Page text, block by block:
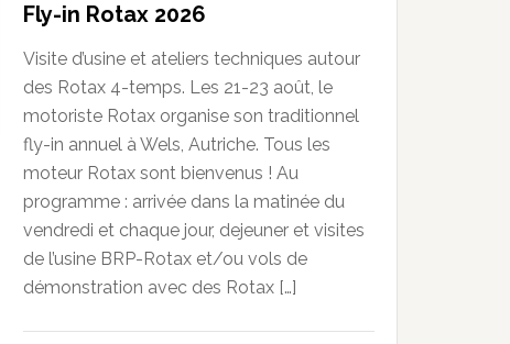
Fly-in Rotax 2026
Visite d’usine et ateliers techniques autour
des Rotax 4-temps. Les 21-23 août, le
motoriste Rotax organise son traditionnel
fly-in annuel à Wels, Autriche. Tous les
moteur Rotax sont bienvenus ! Au
programme : arrivée dans la matinée du
vendredi et chaque jour, dejeuner et visites
de l’usine BRP-Rotax et/ou vols de
démonstration avec des Rotax […]